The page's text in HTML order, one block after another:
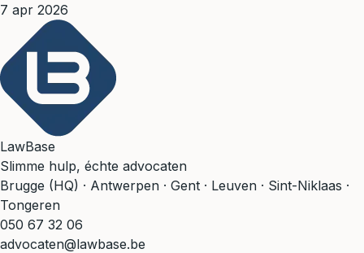
7 apr 2026
LawBase
Slimme hulp, échte advocaten
Brugge (HQ) · Antwerpen · Gent · Leuven · Sint-Niklaas ·
Tongeren
050 67 32 06
advocaten@lawbase.be